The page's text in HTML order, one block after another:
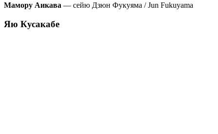
Мамору Аикава — сейю Дзюн Фукуяма / Jun Fukuyama
Яю Кусакабе